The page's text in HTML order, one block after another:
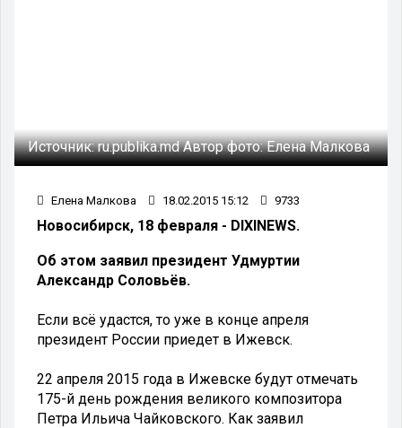
Источник:ru.publika.mdАвтор фото:Елена Малкова
Елена Малкова 18.02.2015 15:12 9733
Новосибирск, 18 февраля - DIXINEWS.
Об этом заявил президент Удмуртии
Александр Соловьёв.
Если всё удастся, то уже в конце апреля
президент России приедет в Ижевск.
22 апреля 2015 года в Ижевске будут отмечать
175-й день рождения великого композитора
Петра Ильича Чайковского. Как заявил